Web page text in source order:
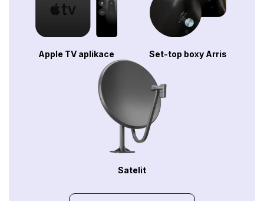
Apple TV aplikace Set-top boxy Arris
Satelit